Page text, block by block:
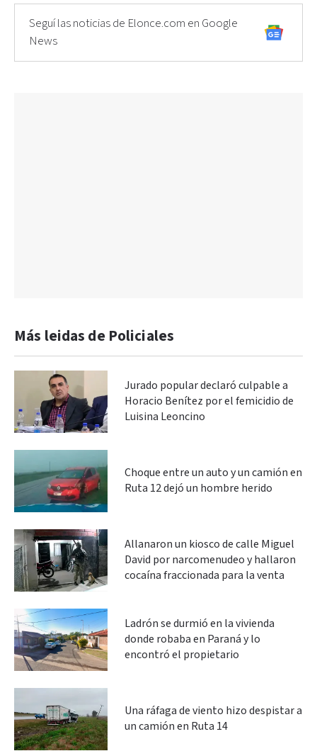
Seguí las noticias de Elonce.com en Google
News
Más leidas de Policiales
Jurado popular declaró culpable a
Horacio Benítez por el femicidio de
Luisina Leoncino
Choque entre un auto y un camión en
Ruta 12 dejó un hombre herido
Allanaron un kiosco de calle Miguel
David por narcomenudeo y hallaron
cocaína fraccionada para la venta
Ladrón se durmió en la vivienda
donde robaba en Paraná y lo
encontró el propietario
Una ráfaga de viento hizo despistar a
un camión en Ruta 14